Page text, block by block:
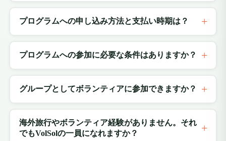
プログラムへの申し込み方法と支払い時期は？
プログラムへの参加に必要な条件はありますか？
グループとしてボランティアに参加できますか？
海外旅行やボランティア経験がありません。それ
でもVolSolの一員になれますか？